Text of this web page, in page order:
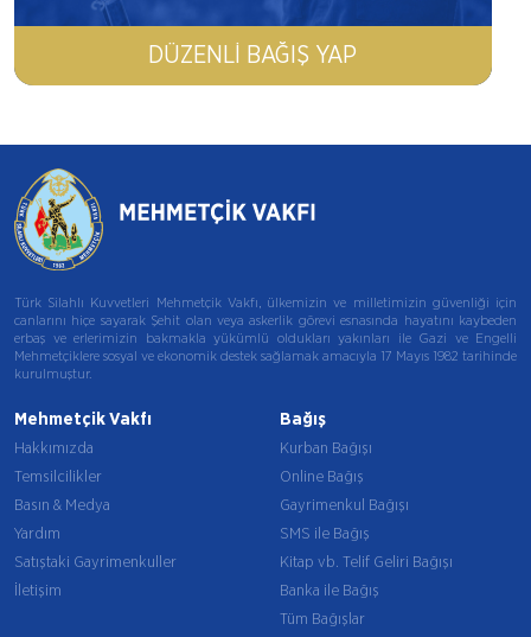
DÜZENLI BAĞIŞ YAP
Türk Silahlı Kuvvetleri Mehmetçik Vakfı, ülkemizin ve milletimizin güvenliği için
canlarını hiçe sayarak Şehit olan veya askerlik görevi esnasında hayatını kaybeden
erbaş ve erlerimizin bakmakla yükümlü oldukları yakınları ile Gazi ve Engelli
Mehmetçiklere sosyal ve ekonomik destek sağlamak amacıyla 17 Mayıs 1982 tarihinde
kurulmuştur.
Mehmetçik Vakfı
Hakkımızda
Temsilcilikler
Basın & Medya
Yardım
Satıştaki Gayrimenkuller
İletişim
Bağış
Kurban Bağışı
Online Bağış
Gayrimenkul Bağışı
SMS ile Bağış
Kitap vb. Telif Geliri Bağışı
Banka ile Bağış
Tüm Bağışlar